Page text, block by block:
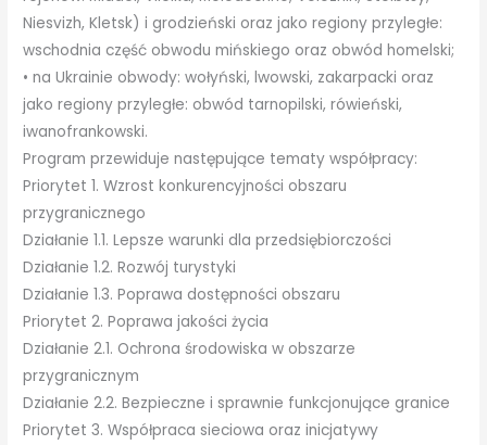
Niesvizh, Kletsk) i grodzieński oraz jako regiony przyległe:
wschodnia część obwodu mińskiego oraz obwód homelski;
• na Ukrainie obwody: wołyński, lwowski, zakarpacki oraz
jako regiony przyległe: obwód tarnopilski, rówieński,
iwanofrankowski.
Program przewiduje następujące tematy współpracy:
Priorytet 1. Wzrost konkurencyjności obszaru
przygranicznego
Działanie 1.1. Lepsze warunki dla przedsiębiorczości
Działanie 1.2. Rozwój turystyki
Działanie 1.3. Poprawa dostępności obszaru
Priorytet 2. Poprawa jakości życia
Działanie 2.1. Ochrona środowiska w obszarze
przygranicznym
Działanie 2.2. Bezpieczne i sprawnie funkcjonujące granice
Priorytet 3. Współpraca sieciowa oraz inicjatywy